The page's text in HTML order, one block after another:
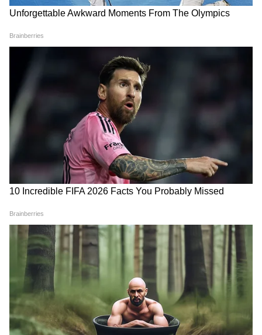
इससे प्रदूषण संबंधी मामलों की समय पर पहचान और
समाधान संभव हो रहा है।
पर्यावरण संरक्षण और औद्योगिक विकास में संतुलन
राज्य सरकार ने पर्यावरणीय मानकों से समझौता किए बिना
उद्योगों के लिए प्रक्रियाओं को अधिक सरल और पारदर्शी
बनाया है। स्थापना अनुमति (CTE) और संचालन अनुमति
(CTO) की प्रक्रियाओं को डिजिटल और समयबद्ध किया
गया है। कई श्रेणियों में स्व-प्रमाणन आधारित नवीनीकरण
की सुविधा भी उपलब्ध कराई गई है। इससे उद्योगों को
सुविधा मिलने के साथ पर्यावरणीय जवाबदेही भी सुनिश्चित
ईको-क्लब और जनभागीदारी से मजबूत हो रहा हरित
अभियान
पर्यावरण संरक्षण केवल सरकारी प्रयासों से संभव नहीं है।
इसके लिए समाज के प्रत्येक वर्ग की भागीदारी आवश्यक
है। इसी उद्देश्य से राज्य में ईको-क्लब कार्यक्रम संचालित
किए जा रहे हैं। स्कूल और कॉलेज के हजारों विद्यार्थी